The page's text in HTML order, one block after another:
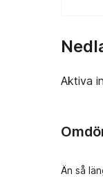
Aktiva
Än så